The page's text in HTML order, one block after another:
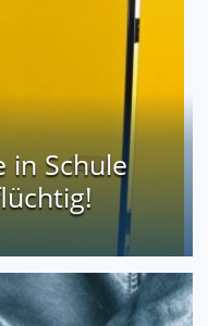
in Schule